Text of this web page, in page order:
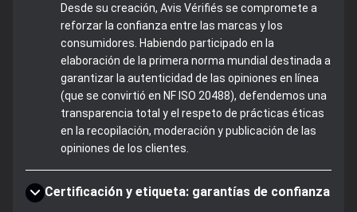
Desde su creación, Avis Vérifiés se compromete a
reforzar la confianza entre las marcas y los
consumidores. Habiendo participado en la
elaboración de la primera norma mundial destinada a
garantizar la autenticidad de las opiniones en línea
(que se convirtió en NF ISO 20488), defendemos una
transparencia total y el respeto de prácticas éticas
en la recopilación, moderación y publicación de las
opiniones de los clientes.
Certificación y etiqueta: garantías de confianza